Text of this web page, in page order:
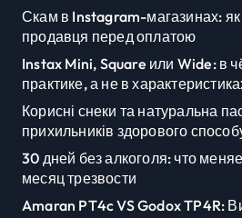
Скам в Instagram-магазинах: як
продавця перед оплатою
Instax Mini, Square или Wide: в
практике, а не в
Корисні снеки та натуральна
прихильників здорового
30 дней без алкоголя: что
месяц трезвости
Amaran PT4c VS Godox TP4R: